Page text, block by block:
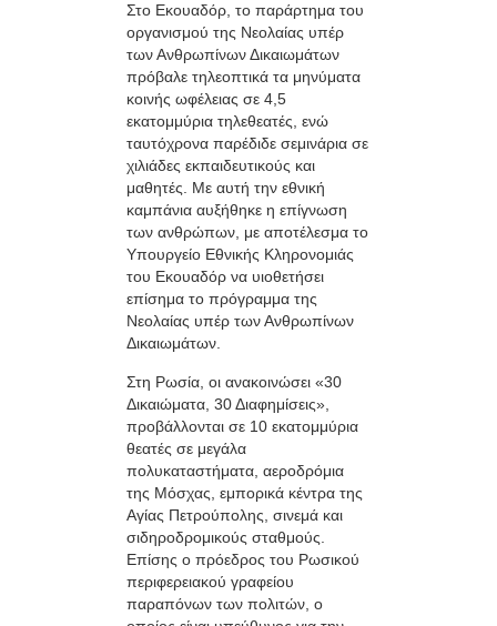
Στο Εκουαδόρ, το παράρτημα του
οργανισμού της Νεολαίας υπέρ
των Ανθρωπίνων Δικαιωμάτων
πρόβαλε τηλεοπτικά τα μηνύματα
κοινής ωφέλειας σε 4,5
εκατομμύρια τηλεθεατές, ενώ
ταυτόχρονα παρέδιδε σεμινάρια σε
χιλιάδες εκπαιδευτικούς και
μαθητές. Με αυτή την εθνική
καμπάνια αυξήθηκε η επίγνωση
των ανθρώπων, με αποτέλεσμα το
Υπουργείο Εθνικής Κληρονομιάς
του Εκουαδόρ να υιοθετήσει
επίσημα το πρόγραμμα της
Νεολαίας υπέρ των Ανθρωπίνων
Δικαιωμάτων.
Στη Ρωσία, οι ανακοινώσει «30
Δικαιώματα, 30 Διαφημίσεις»,
προβάλλονται σε 10 εκατομμύρια
θεατές σε μεγάλα
πολυκαταστήματα, αεροδρόμια
της Μόσχας, εμπορικά κέντρα της
Αγίας Πετρούπολης, σινεμά και
σιδηροδρομικούς σταθμούς.
Επίσης ο πρόεδρος του Ρωσικού
περιφερειακού γραφείου
παραπόνων των πολιτών, ο